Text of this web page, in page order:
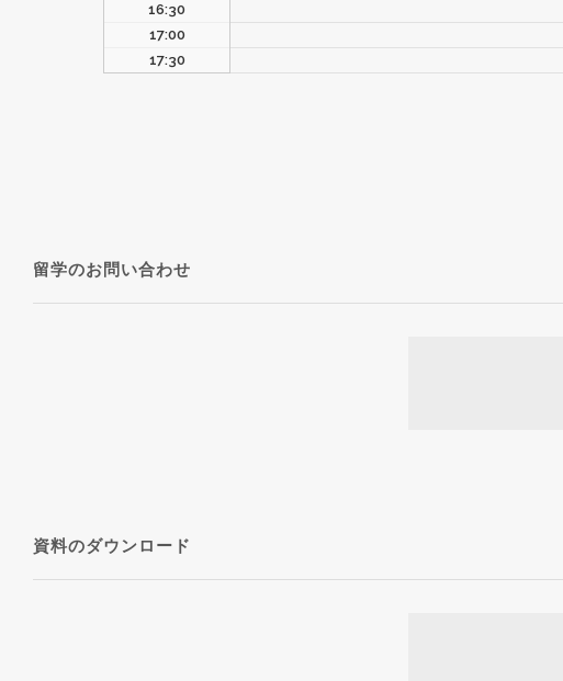
16:30
17:00
17:30
留学のお問い合わせ
資料のダウンロード